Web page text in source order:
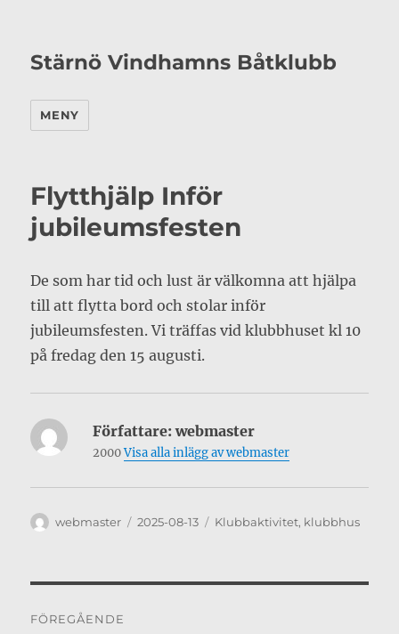
Stärnö Vindhamns Båtklubb
MENY
Flytthjälp Inför
jubileumsfesten
De som har tid och lust är välkomna att hjälpa
till att flytta bord och stolar inför
jubileumsfesten. Vi träffas vid klubbhuset kl 10
på fredag den 15 augusti.
Författare:webmaster
2000Visa alla inlägg av webmaster
Författare
webmaster
Publicerat
2025-08-13 Kategorier
Klubbaktivitet, klubbhus
FÖREGÅENDE